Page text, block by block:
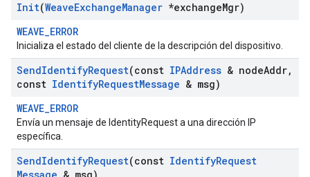
Init(WeaveExchangeManager *exchangeMgr)
WEAVE_ERROR
Inicializa el estado del cliente de la descripción del dispositivo.
SendIdentifyRequest(const IPAddress & nodeAddr,
const IdentifyRequestMessage & msg)
WEAVE_ERROR
Envía un mensaje de IdentityRequest a una dirección IP
específica.
SendIdentifyRequest(const IdentifyRequest